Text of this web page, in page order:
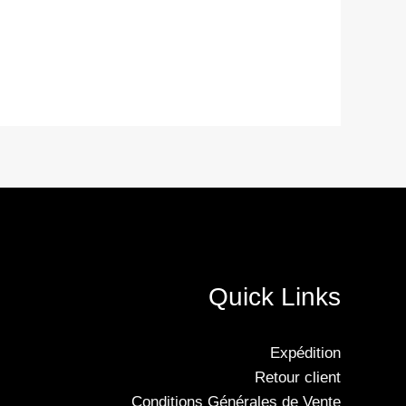
Quick Links
Expédition
Retour client
Conditions Générales de Vente